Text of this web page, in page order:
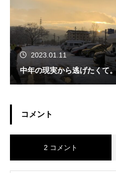
2023.01.11
中年の現実から逃げたくて
コメント
2 コメント